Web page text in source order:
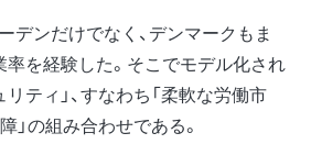
デンだけでなく、デンマークもま
率を経験した。そこでモデル化され
ティ」、すなわち「柔軟な労働市
」の組み合わせである。